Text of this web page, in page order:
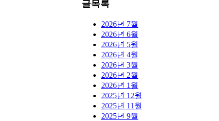
글목록
2026년 7월
2026년 6월
2026년 5월
2026년 4월
2026년 3월
2026년 2월
2026년 1월
2025년 12월
2025년 11월
2025년 9월